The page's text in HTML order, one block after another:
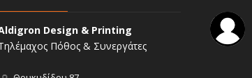
Design & Printing
Πόθος & Συνεργάτες